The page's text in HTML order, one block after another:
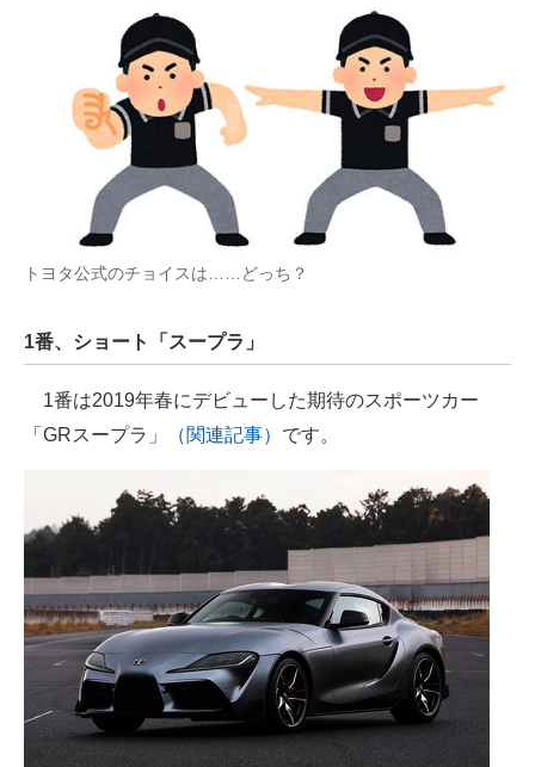
トヨタ公式のチョイスは……どっち？
1番、ショート「スープラ」
1番は2019年春にデビューした期待のスポーツカー
「GRスープラ」
（関連記事） です。